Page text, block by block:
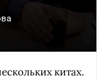
китах.